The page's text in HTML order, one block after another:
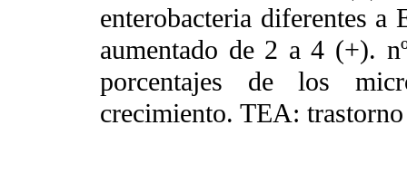
enterobacteria diferentes a
aumentado de 2 a 4 (+).
porcentajes de los
crecimiento. TEA: